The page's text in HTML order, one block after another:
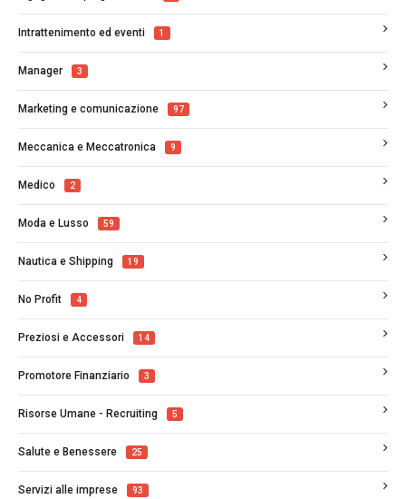
Intrattenimento ed eventi 1
Manager 3
Marketing e comunicazione 97
Meccanica e Meccatronica 9
Medico 2
Moda e Lusso 59
Nautica e Shipping 19
No Profit 4
Preziosi e Accessori 14
Promotore Finanziario 3
Risorse Umane - Recruiting 5
Salute e Benessere 25
Servizi alle imprese 93